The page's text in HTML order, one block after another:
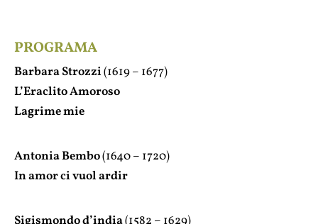
PROGRAMA
Barbara Strozzi(1619 – 1677)
L’Eraclito Amoroso
Lagrime mie
Antonia Bembo(1640 – 1720)
In amor ci vuol ardir